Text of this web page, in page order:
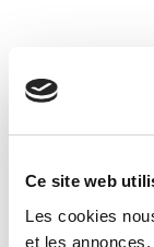
Ce site web
Les cookies
et les